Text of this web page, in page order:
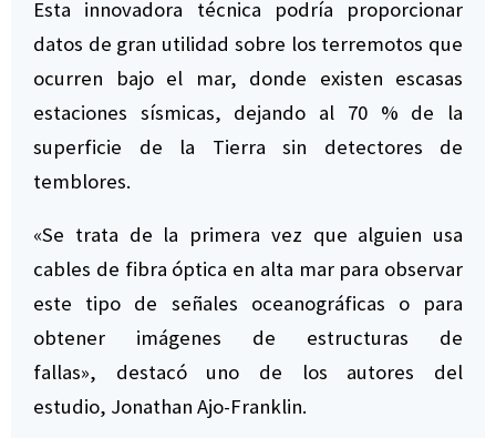
Esta innovadora técnica podría proporcionar
datos de gran utilidad sobre los terremotos que
ocurren bajo el mar, donde existen escasas
estaciones sísmicas, dejando al 70 % de la
superficie de la Tierra sin detectores de
temblores.
«Se trata de la primera vez que alguien usa
cables de fibra óptica en alta mar para observar
este tipo de señales oceanográficas o para
obtener imágenes de estructuras de
fallas», destacóuno de los autores del
estudio, Jonathan Ajo-Franklin.